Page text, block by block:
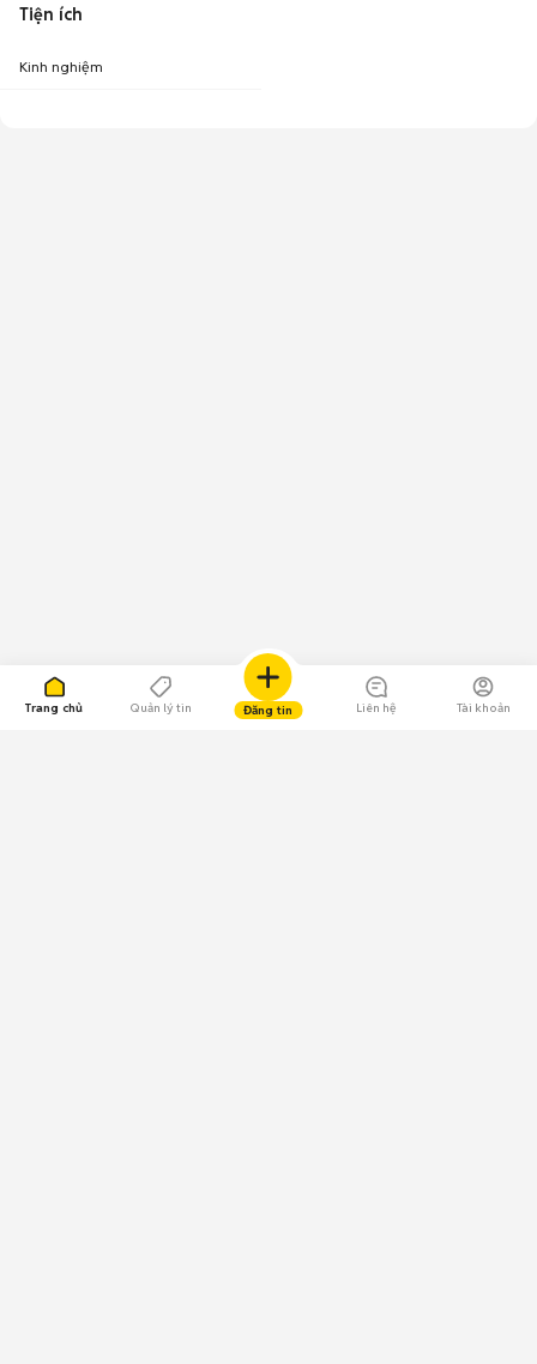
Trang chủ Quản lý tin Đăng tin Liên hệ Tài khoản
Tiện ích
Kinh nghiệm